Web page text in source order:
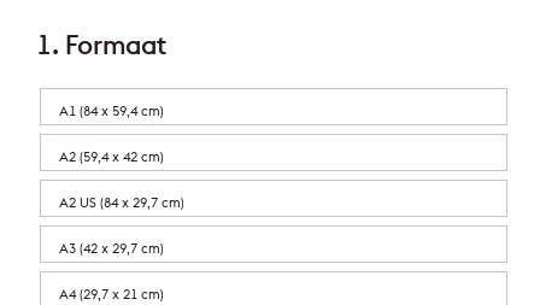
1. Formaat
A1 (84 x 59,4 cm)
A2 (59,4 x 42 cm)
A2 US (84 x 29,7 cm)
A3 (42 x 29,7 cm)
A4 (29,7 x 21 cm)